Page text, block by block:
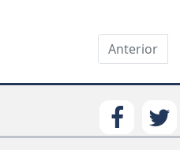
Anterior